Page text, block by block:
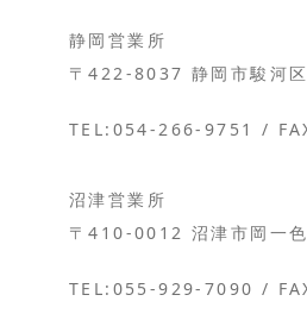
静岡営業所
〒422-8037 静岡市駿河
TEL:054-266-9751 /
沼津営業所
〒410-0012 沼津市岡一
TEL:055-929-7090 /